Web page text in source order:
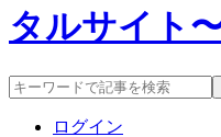
ログイン